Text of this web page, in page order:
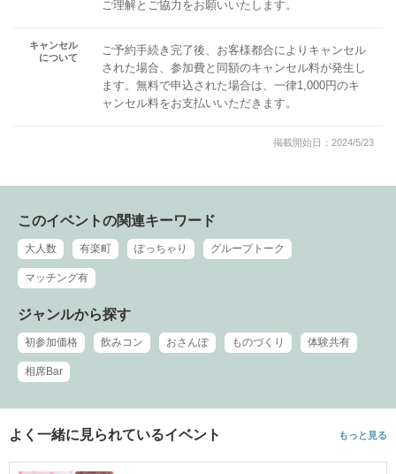
ご理解とご協力をお願いいたします。
キャンセル
について
ご予約手続き完了後、お客様都合によりキャンセル
された場合、参加費と同額のキャンセル料が発生し
ます。無料で申込された場合は、一律1,000円のキ
ャンセル料をお支払いいただきます。
掲載開始日：2024/5/23
このイベントの関連キーワード
大人数 有楽町 ぽっちゃり グループトーク
マッチング有
ジャンルから探す
初参加価格 飲みコン おさんぽ ものづくり 体験共有
相席Bar
よく一緒に見られているイベント もっと見る